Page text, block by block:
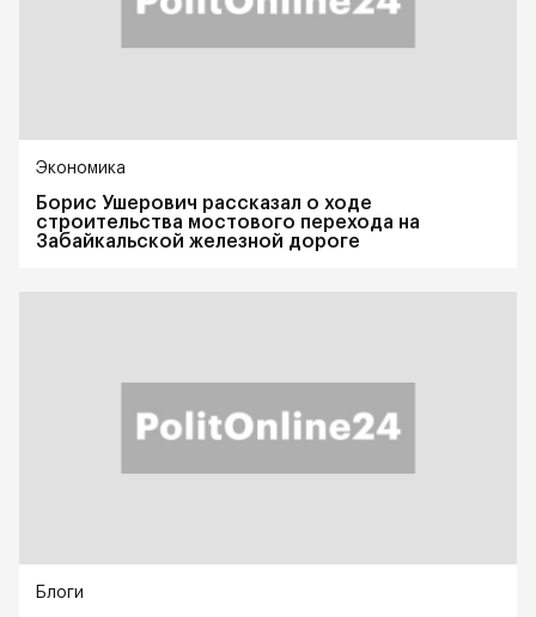
Экономика
Борис Ушерович рассказал о ходе
строительства мостового перехода на
Забайкальской железной дороге
Блоги